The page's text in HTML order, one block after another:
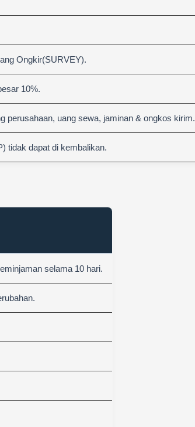
Ongkir(SURVEY).
10%.
perusahaan, uang sewa, jaminan & ongkos kirim.
tidak dapat di kembalikan.
selama 10 hari.